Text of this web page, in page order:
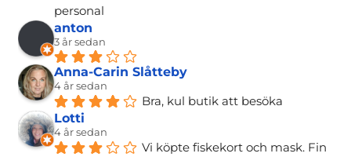
personal
anton
3 år sedan
Anna-Carin Slåtteby
4 år sedan
Bra, kul butik att besöka
Lotti
4 år sedan
Vi köpte fiskekort och mask. Fin